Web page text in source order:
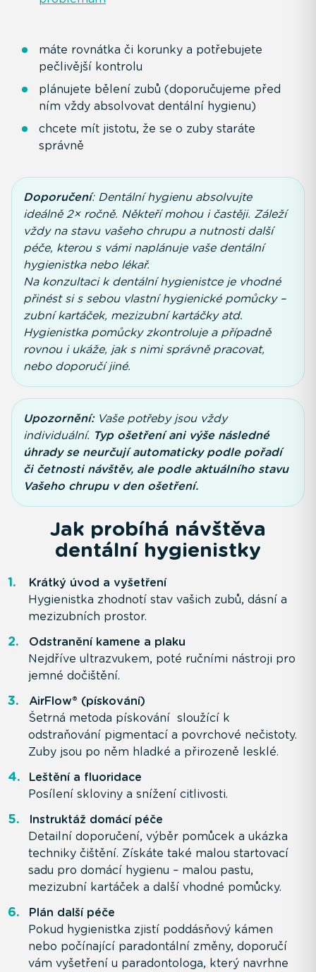
máte rovnátka či korunky a potřebujete
pečlivější kontrolu
plánujete bělení zubů (doporučujeme před
ním vždy absolvovat dentální hygienu)
chcete mít jistotu, že se o zuby staráte
správně
Doporučení: Dentální hygienu absolvujte
ideálně 2× ročně. Někteří mohou i častěji. Záleží
vždy na stavu vašeho chrupu a nutnosti další
péče, kterou s vámi naplánuje vaše dentální
hygienistka nebo lékař.
Na konzultaci k dentální hygienistce je vhodné
přinést si s sebou vlastní hygienické pomůcky –
zubní kartáček, mezizubní kartáčky atd.
Hygienistka pomůcky zkontroluje a případně
rovnou i ukáže, jak s nimi správně pracovat,
nebo doporučí jiné.
Upozornění:Vaše potřeby jsou vždy
individuální. Typ ošetření ani výše následné
úhrady se neurčují automaticky podle pořadí
či četnosti návštěv, ale podle aktuálního stavu
Vašeho chrupu v den ošetření.
Jak probíhá návštěva
dentální hygienistky
Krátký úvod a vyšetření
Hygienistka zhodnotí stav vašich zubů, dásní a
mezizubních prostor.
Odstranění kamene a plaku
Nejdříve ultrazvukem, poté ručními nástroji pro
jemné dočištění.
AirFlow® (pískování)
Šetrná metoda pískování sloužící k
odstraňování pigmentací a povrchové nečistoty.
Zuby jsou po něm hladké a přirozeně lesklé.
Leštění a fluoridace
Posílení skloviny a snížení citlivosti.
Instruktáž domácí péče
Detailní doporučení, výběr pomůcek a ukázka
techniky čištění. Získáte také malou startovací
sadu pro domácí hygienu – malou pastu,
mezizubní kartáček a další vhodné pomůcky.
Plán další péče
Pokud hygienistka zjistí poddásňový kámen
nebo počínající paradontální změny, doporučí
vám vyšetření u paradontologa, který navrhne